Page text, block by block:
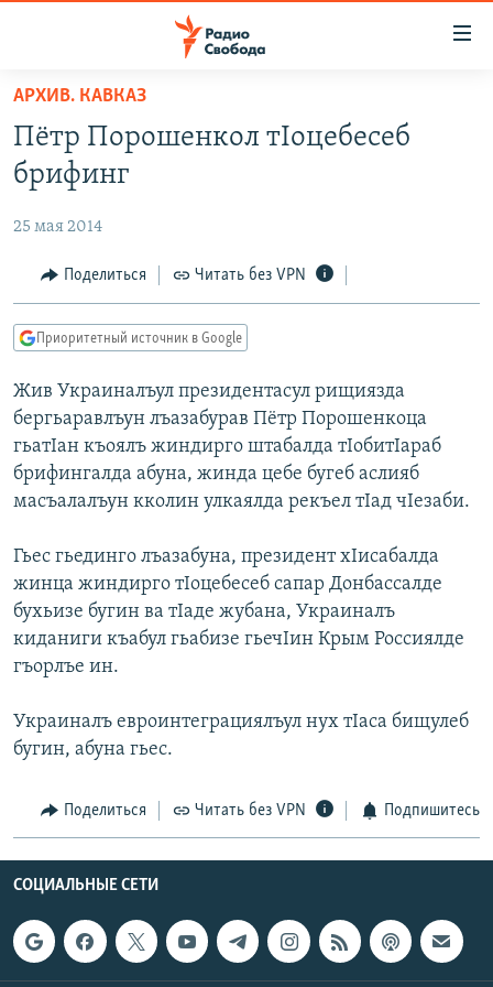
упрощенного
доступа
Вернуться
основному
Вернутся
главной
навигации
Вернутся
поиску
ПОДКАСТЫ
АВТОРСКИЕ ПРОЕКТЫ
ЦИТАТЫ СВОБОДЫ
МНЕНИЯ
IDEL.РЕАЛИИ
КАВКАЗ.РЕАЛИИ
СЕВЕР.РЕАЛИИ
СИБИРЬ.РЕАЛИИ
РАСПИСАНИЕ ВЕЩАНИЯ
ПОДПИШИТЕСЬ НА РАССЫЛКУ
СОЦИАЛЬНЫЕ СЕТИ
Все сайты РСЕ/РС
АРХИВ. КАВКАЗ
Пётр Порошенкол тIоцебесеб
брифинг
25 мая 2014
Поделиться Читать без VPN
Приоритетный источник в Google
Жив Украиналъул президентасул рищиязда
бергьаравлъун лъазабурав Пётр Порошенкоца
гьатIан къоялъ жиндирго штабалда тIобитIараб
брифингалда абуна, жинда цебе бугеб аслияб
масъалалъун кколин улкаялда рекъел тIад чIезаби.
Гьес гьединго лъазабуна, президент хIисабалда
жинца жиндирго тIоцебесеб сапар Донбассалде
бухьизе бугин ва тIаде жубана, Украиналъ
киданиги къабул гьабизе гьечIин Крым Россиялде
гъорлъе ин.
Украиналъ евроинтеграциялъул нух тIаса бищулеб
бугин, абуна гьес.
Поделиться Читать без VPN Подпишитесь
СОЦИАЛЬНЫЕ СЕТИ